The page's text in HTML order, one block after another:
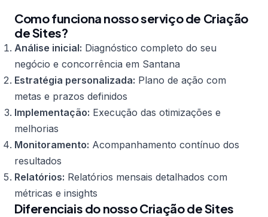
Como funciona nosso serviço de Criação
de Sites?
Análise inicial: Diagnóstico completo do seu
negócio e concorrência em Santana
Estratégia personalizada: Plano de ação com
metas e prazos definidos
Implementação: Execução das otimizações e
melhorias
Monitoramento: Acompanhamento contínuo dos
resultados
Relatórios: Relatórios mensais detalhados com
métricas e insights
Diferenciais do nosso Criação de Sites